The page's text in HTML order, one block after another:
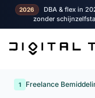
2026
DBA & flex in
zonder
1 Freelance